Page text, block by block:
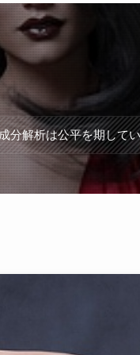
分解析は公平を期して